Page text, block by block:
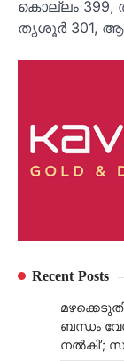
കൊല്ലം 399,
തൃശൂര്‍ 301,
Recent Posts
ബന്ധം
നൽകി’;